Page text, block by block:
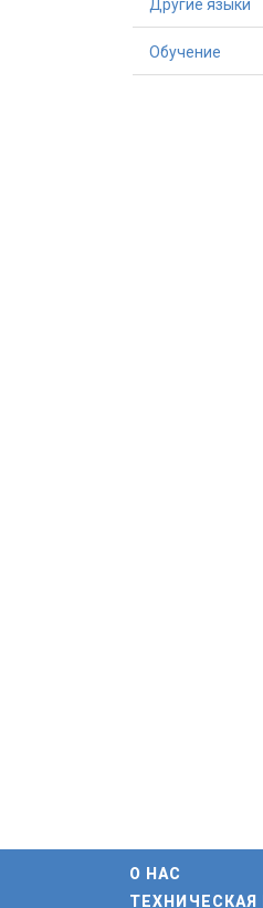
Другие языки
Обучение
О НАС